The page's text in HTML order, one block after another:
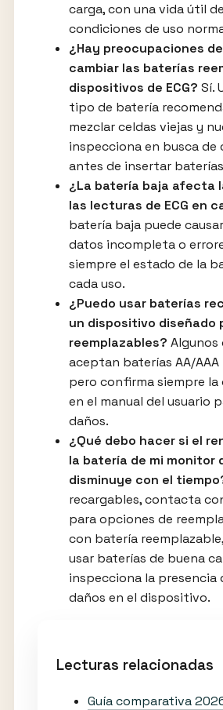
carga, con una vida útil
condiciones de uso
¿Hay preocupaciones
cambiar las baterías
dispositivos de ECG? Sí.
tipo de batería
mezclar celdas viejas y
inspecciona en busca de
antes de insertar
¿La batería baja afecta
las lecturas de ECG en
batería baja puede
datos incompleta o
siempre el estado de la
cada uso.
¿Puedo usar baterías
un dispositivo diseñado
reemplazables?
aceptan baterías AA/AAA
pero confirma siempre
en el manual del usuario
daños.
¿Qué debo hacer si el
la batería de mi monitor
disminuye con el
recargables, contacta
para opciones de
con batería
usar baterías de buena
inspecciona la presencia
daños en el dispositivo.
Lecturas relacionadas
Guía comparativa